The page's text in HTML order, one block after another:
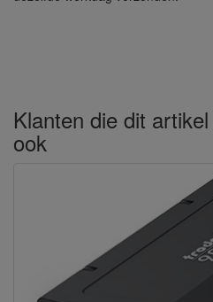
Klanten die dit
ook